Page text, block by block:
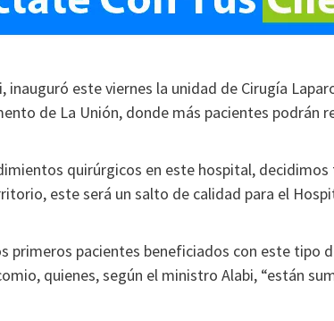
inauguró este viernes la unidad de Cirugía
de La Unión, donde más pacientes podrán
quirúrgicos en este hospital,
este será un salto de calidad para el
primeros pacientes beneficiados con este tipo
quienes, según el ministro Alabi, “están